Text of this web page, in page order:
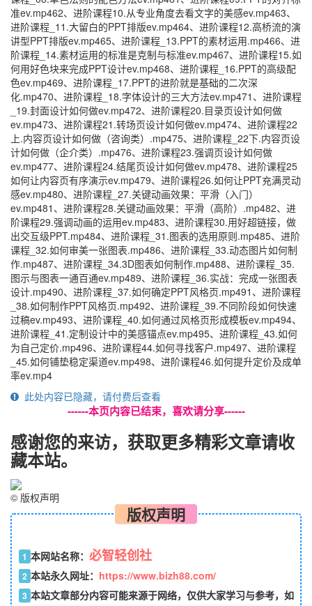
准ev.mp462、进阶课程10.从专业角度去看文字的美感ev.mp463、
进阶课程_11.大留白的PPT排版ev.mp464、进阶课程12.高桥流的演
讲型PPT排版ev.mp465、进阶课程_13.PPT的素材运用.mp466、进
阶课程_14.素材运用的标准是克制与标准ev.mp467、进阶课程15.如
何用好色块来完成PPT设计ev.mp468、进阶课程_16.PPT的高级配
色ev.mp469、进阶课程_17.PPT的进阶就是基础的二次深
化.mp470、进阶课程_18.字体设计的三大方法ev.mp471、进阶课程
_19.封面设计如何做ev.mp472、进阶课程20.目录页设计如何做
ev.mp473、进阶课程21.转场页设计如何做ev.mp474、进阶课程22
上.内容页设计如何做（咨询类）.mp475、进阶课程_22下.内容页设
计如何做（企介类）.mp476、进阶课程23.强调页设计如何做
ev.mp477、进阶课程24.结尾页设计如何做ev.mp478、进阶课程25
如何让内容页有序演示ev.mp479、进阶课程26.如何让PPT充满灵动
感ev.mp480、进阶课程_27.关键动画效果：平滑（入门）
ev.mp481、进阶课程28.关键动画效果：平滑（高阶）.mp482、进
阶课程29.强调动画的运用ev.mp483、进阶课程30.用好超链接，做
出交互级PPT.mp484、进阶课程_31.图表的选用原则.mp485、进阶
课程_32.如何审美一张图表.mp486、进阶课程_33.动态图片如何制
作.mp487、进阶课程_34.3D图表如何制作.mp488、进阶课程_35.
图示与图表一通百通ev.mp489、进阶课程_36.实战：完成一张图表
设计.mp490、进阶课程_37.如何确定PPT风格页.mp491、进阶课程
_38.如何制作PPT风格页.mp492、进阶课程_39.不同阶段如何快速
过稿ev.mp493、进阶课程_40.如何通过风格页形成模板ev.mp494、
进阶课程_41.定制设计中的美感锚点ev.mp495、进阶课程_43.如何
为自己定价.mp496、进阶课程44.如何寻找客户.mp497、进阶课程
_45.如何铺垫稳定渠道ev.mp498、进阶课程46.如何提升定价及成单
率ev.mp4
此处内容已隐藏，请付费后查看
------本页内容已结束，喜欢请分享------
感谢您的来访，获取更多精彩文章请收
藏本站。
© 版权声明
版权声明
1 本网站名称： 必智轻创社
2 本站永久网址： https://www.bizh88.com/
3 本站文章部分内容可能来源于网络，仅供大家学习与参考，如